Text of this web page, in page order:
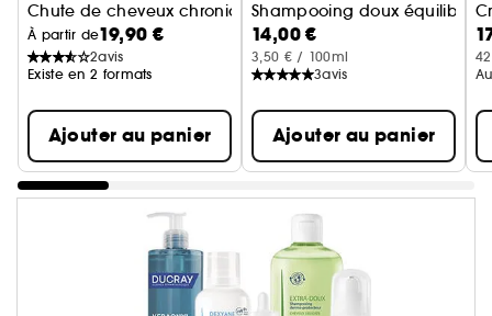
Chute de cheveux chronique
À partir de19,90 €
2avis
Existe en 2 formats
Ajouter au panier
Shampooing doux
14,00 €
3,50 € / 100ml
3avis
Ajouter au panier